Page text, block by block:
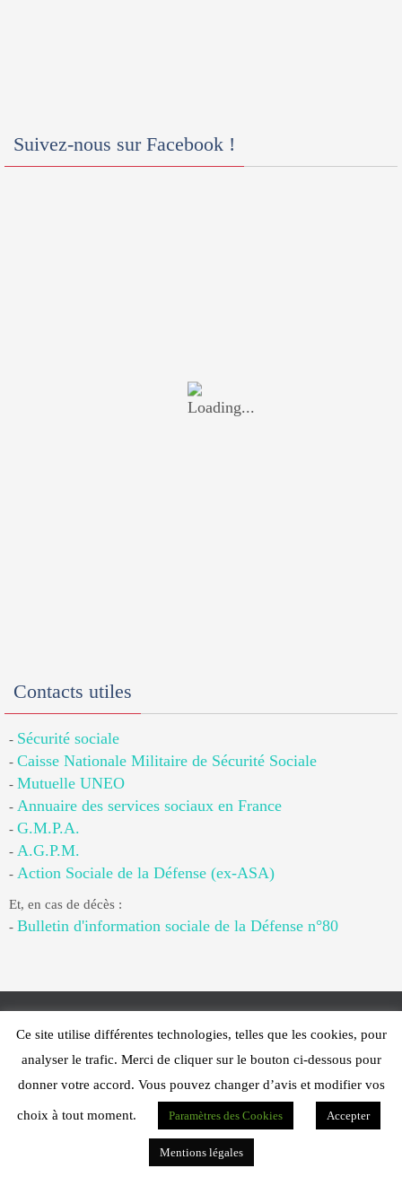
Suivez-nous sur Facebook !
Contacts utiles
- Sécurité sociale
- Caisse Nationale Militaire de Sécurité Sociale
- Mutuelle UNEO
- Annuaire des services sociaux en France
- G.M.P.A.
- A.G.P.M.
- Action Sociale de la Défense (ex-ASA)
Et, en cas de décès :
- Bulletin d'information sociale de la Défense n°80
Web Design - PFS Concept Toulon - © 2025
Fonctionne avec Nirvana WordPress.
Ce site utilise différentes technologies, telles que les cookies, pour
analyser le trafic. Merci de cliquer sur le bouton ci-dessous pour
donner votre accord. Vous pouvez changer d’avis et modifier vos
choix à tout moment. Paramètres des Cookies Accepter
Mentions légales